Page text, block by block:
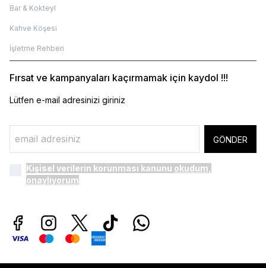
Bar & Kokteyl
Kahve Köşesi
İşletme Rehberi
Fırsat ve kampanyaları kaçırmamak için kaydol !!!
Lütfen e-mail adresinizi giriniz
GÖNDER
Kişisel verilerin korunması kanunu okudum,
onaylıyorum